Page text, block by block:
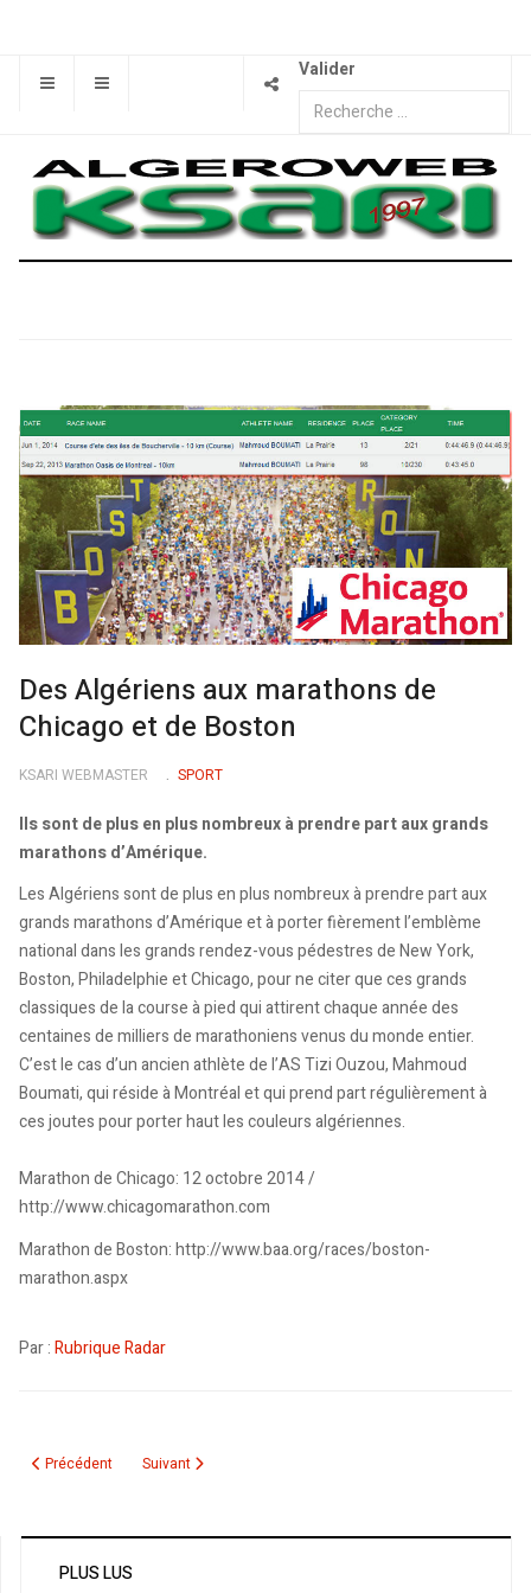
Valider
Des Algériens aux marathons de
Chicago et de Boston
KSARI WEBMASTER SPORT
Ils sont de plus en plus nombreux à prendre part aux grands
marathons d’Amérique.
Les Algériens sont de plus en plus nombreux à prendre part aux
grands marathons d’Amérique et à porter fièrement l’emblème
national dans les grands rendez-vous pédestres de New York,
Boston, Philadelphie et Chicago, pour ne citer que ces grands
classiques de la course à pied qui attirent chaque année des
centaines de milliers de marathoniens venus du monde entier.
C’est le cas d’un ancien athlète de l’AS Tizi Ouzou, Mahmoud
Boumati, qui réside à Montréal et qui prend part régulièrement à
ces joutes pour porter haut les couleurs algériennes.
Marathon de Chicago: 12 octobre 2014 /
http://www.chicagomarathon.com
Marathon de Boston: http://www.baa.org/races/boston-
marathon.aspx
Par :Rubrique Radar
Article précédent : Le Maroc demande le report de la CAN-2015 pour cause
Précédent Article suivant : L’Algérie avec panache
Suivant
PLUS LUS